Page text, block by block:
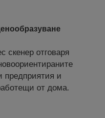
скенер отговаря
предприятия и
от дома.